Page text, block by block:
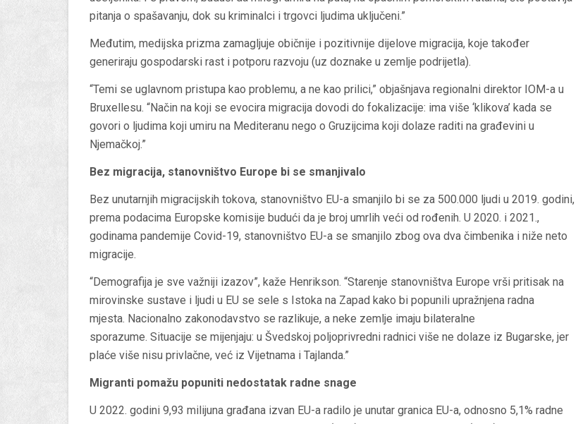
pitanja o spašavanju, dok su kriminalci i trgovci ljudima uključeni.”
Međutim, medijska prizma zamagljuje običnije i pozitivnije dijelove migracija, koje također
generiraju gospodarski rast i potporu razvoju (uz doznake u zemlje podrijetla).
“Temi se uglavnom pristupa kao problemu, a ne kao prilici,” objašnjava regionalni direktor IOM-a u
Bruxellesu. “Način na koji se evocira migracija dovodi do fokalizacije: ima više ‘klikova’ kada se
govori o ljudima koji umiru na Mediteranu nego o Gruzijcima koji dolaze raditi na građevini u
Njemačkoj.”
Bez migracija, stanovništvo Europe bi se smanjivalo
Bez unutarnjih migracijskih tokova, stanovništvo EU-a smanjilo bi se za 500.000 ljudi u 2019. godini,
prema podacima Europske komisije budući da je broj umrlih veći od rođenih. U 2020. i 2021.,
godinama pandemije Covid-19, stanovništvo EU-a se smanjilo zbog ova dva čimbenika i niže neto
migracije.
“Demografija je sve važniji izazov”, kaže Henrikson. “Starenje stanovništva Europe vrši pritisak na
mirovinske sustave i ljudi u EU se sele s Istoka na Zapad kako bi popunili upražnjena radna
mjesta. Nacionalno zakonodavstvo se razlikuje, a neke zemlje imaju bilateralne
sporazume. Situacije se mijenjaju: u Švedskoj poljoprivredni radnici više ne dolaze iz Bugarske, jer
plaće više nisu privlačne, već iz Vijetnama i Tajlanda.”
Migranti pomažu popuniti nedostatak radne snage
U 2022. godini 9,93 milijuna građana izvan EU-a radilo je unutar granica EU-a, odnosno 5,1% radne